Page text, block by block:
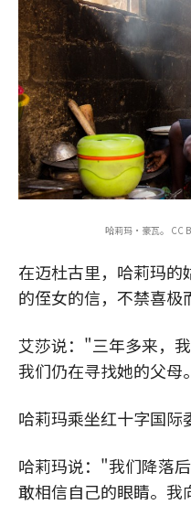
哈莉玛·豪瓦。 CC
在迈杜古里，哈莉玛的
的侄女的信，不禁喜极
艾莎说："三年多来，
我们仍在寻找她的父母
哈莉玛乘坐红十字国际
哈莉玛说："我们降落
敢相信自己的眼睛。我